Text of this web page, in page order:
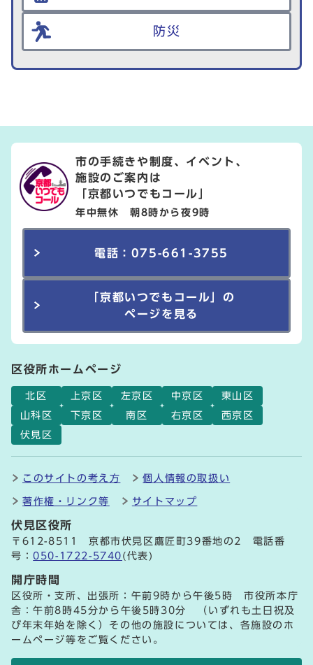
防災
市の手続きや制度、イベント、
施設のご案内は
「京都いつでもコール」
年中無休 朝8時から夜9時
電話：075-661-3755
「京都いつでもコール」の
ページを見る
区役所ホームページ
北区 上京区 左京区 中京区
東山区
山科区
下京区 南区 右京区
西京区
伏見区
このサイトの考え方 個人情報の取扱い
著作権・リンク等 サイトマップ
伏見区役所
〒612-8511 京都市伏見区鷹匠町39番地の2 電話番
号：050-1722-5740 (代表)
開庁時間
区役所・支所、出張所：午前9時から午後5時 市役所本庁
舎：午前8時45分から午後5時30分 （いずれも土日祝及
び年末年始を除く）その他の施設については、各施設のホ
ームページ等をご覧ください。